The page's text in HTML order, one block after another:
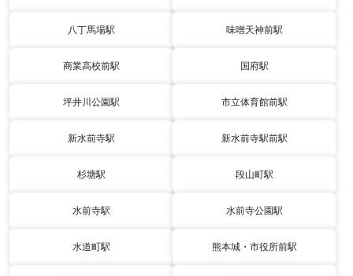
八丁馬場駅 味噌天神前駅
商業高校前駅 国府駅
坪井川公園駅 市立体育館前駅
新水前寺駅 新水前寺駅前駅
杉塘駅 段山町駅
水前寺駅 水前寺公園駅
水道町駅 熊本城・市役所前駅